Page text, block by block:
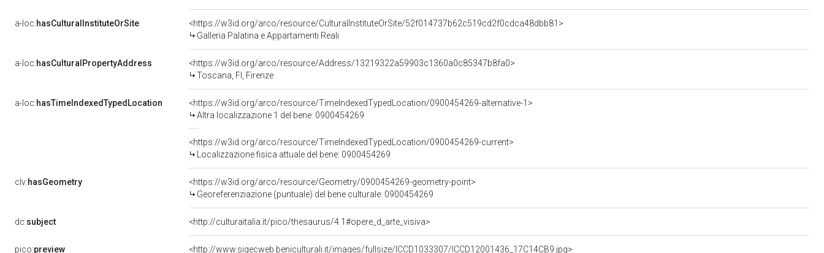
a-loc:hasCulturalInstituteOrSite
<https://w3id.org/arco/resource/CulturalInstituteOrSite/52f014737b62c519cd2f0cdca48dbb81>
Galleria Palatina e Appartamenti Reali
a-loc:hasCulturalPropertyAddress
<https://w3id.org/arco/resource/Address/13219322a59903c1360a0c85347b8fa0>
Toscana, FI, Firenze
a-loc:hasTimeIndexedTypedLocation
<https://w3id.org/arco/resource/TimeIndexedTypedLocation/0900454269-alternative-1>
Altra localizzazione 1 del bene: 0900454269
<https://w3id.org/arco/resource/TimeIndexedTypedLocation/0900454269-current>
Localizzazione fisica attuale del bene: 0900454269
clv:hasGeometry
<https://w3id.org/arco/resource/Geometry/0900454269-geometry-point>
Georeferenziazione (puntuale) del bene culturale: 0900454269
dc:subject <http://culturaitalia.it/pico/thesaurus/4.1#opere_d_arte_visiva>
pico:preview <http://www.sigecweb.beniculturali.it/images/fullsize/ICCD1033307/ICCD12001436_17C14CB9.jpg>